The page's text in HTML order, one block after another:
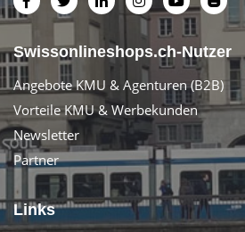
Swissonlineshops.ch-Nutzer
Angebote KMU & Agenturen (B2B)
Vorteile KMU & Werbekunden
Newsletter
Partner
Links